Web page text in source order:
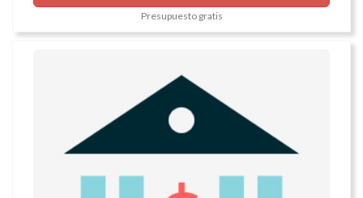
Presupuesto gratis